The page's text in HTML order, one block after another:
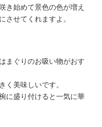
き始めて景色の色が増え
させてくれますよ。
まぐりのお吸い物がおす
く美味しいです。
に盛り付けると一気に華